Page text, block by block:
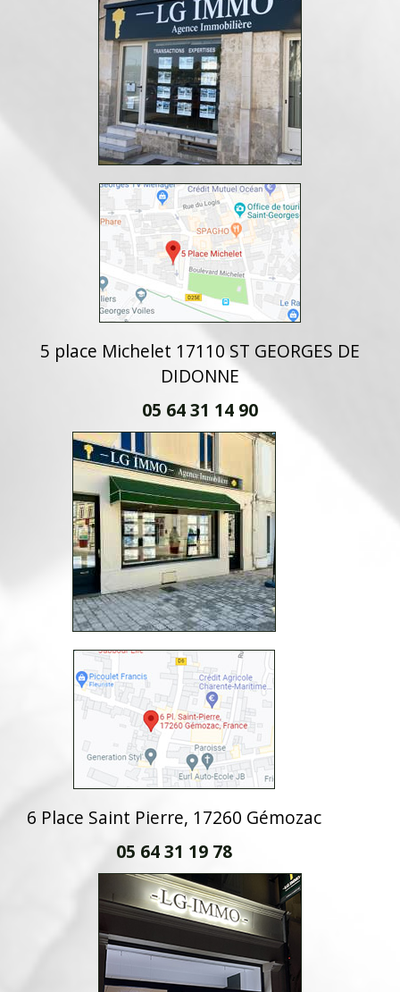
5 place Michelet 17110 ST GEORGES DE
DIDONNE
05 64 31 14 90
6 Place Saint Pierre, 17260 Gémozac
05 64 31 19 78